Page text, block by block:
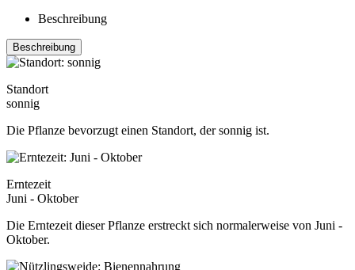
Beschreibung
Beschreibung
Standort
sonnig
Die Pflanze bevorzugt einen Standort, der sonnig ist.
Erntezeit
Juni - Oktober
Die Erntezeit dieser Pflanze erstreckt sich normalerweise von Juni -
Oktober.